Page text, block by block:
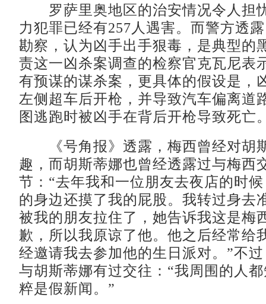
罗萨里奥地区的治安情况令人担
力犯罪已经有257人遇害。而警方透
勘察，认为凶手出手狠毒，是典型的
责这一凶杀案调查的检察官克瓦尼表
有预谋的谋杀案，更具体的假设是，
左侧超车后开枪，并导致汽车偏离道
图逃跑时被凶手在背后开枪导致死亡
《号角报》透露，梅西曾经对胡
趣，而胡斯蒂娜也曾经透露过与梅西
节：“去年我和一位朋友去夜店的时
的身边还摸了我的屁股。我转过身去
被我的朋友拉住了，她告诉我这是梅
歉，所以我原谅了他。他之后经常给
经邀请我去参加他的生日派对。”不
与胡斯蒂娜有过交往：“我周围的人
粹是假新闻。”